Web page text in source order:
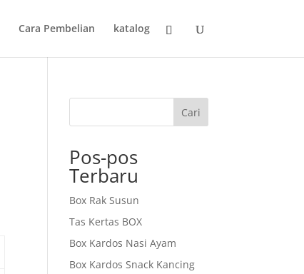
Cara Pembelian katalog
Cari
Pos-pos
Terbaru
Box Rak Susun
Tas Kertas BOX
Box Kardos Nasi Ayam
Box Kardos Snack Kancing